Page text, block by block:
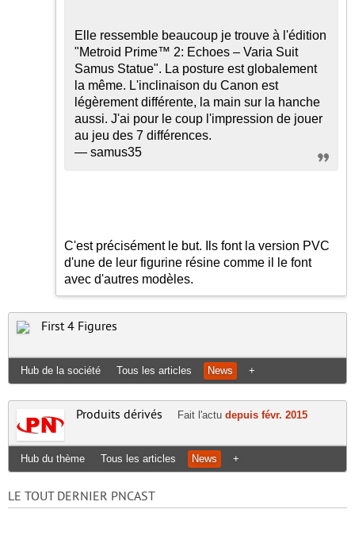
Elle ressemble beaucoup je trouve à l'édition
"Metroid Prime™ 2: Echoes – Varia Suit
Samus Statue". La posture est globalement
la même. L'inclinaison du Canon est
légèrement différente, la main sur la hanche
aussi. J'ai pour le coup l'impression de jouer
au jeu des 7 différences.
— samus35
C'est précisément le but. Ils font la version PVC
d'une de leur figurine résine comme il le font
avec d'autres modèles.
First 4 Figures
Hub de la société Tous les articles News +
Produits dérivés Fait l'actu depuis févr. 2015
Hub du thème Tous les articles News +
LE TOUT DERNIER PNCAST